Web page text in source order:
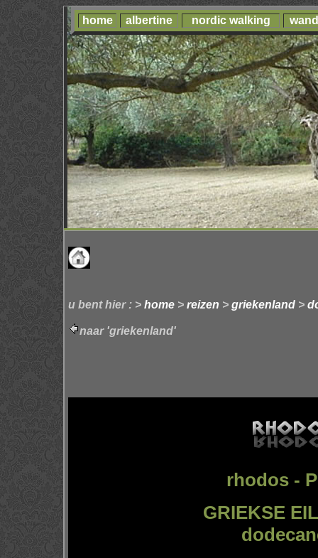
home albertine nordic walking
u bent hier : > home > reizen > griekenland >
naar 'griekenland'
rhodos -
GRIEKSE